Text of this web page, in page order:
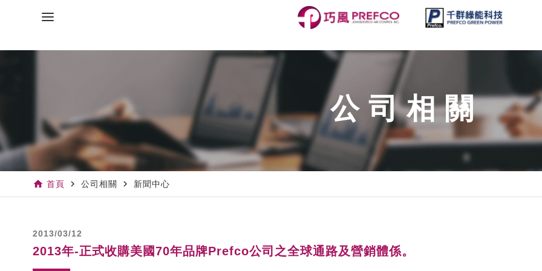
公司相關
home 首頁 navigate_next 公司相關 navigate_next 新聞中心
2013/03/12
2013年-正式收購美國70年品牌Prefco公司之全球通路及營銷體係。